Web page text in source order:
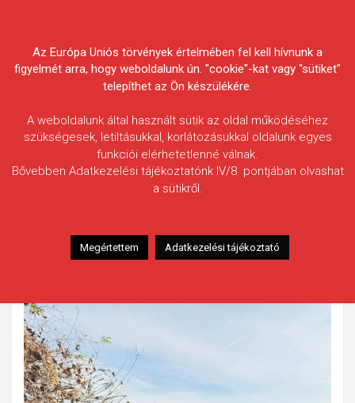
Egyesületek Szövetsége
Cristian Stecli
Halfaj: Pisztrángsügér
Fogott hal adatai: 2 kg (becsült)
Az Európa Uniós törvények értelmében fel kell hívnunk a
figyelmét arra, hogy weboldalunk ún. "cookie"-kat vagy "sütiket"
telepíthet az Ön készülékére.
A weboldalunk által használt sütik az oldal működéséhez
szükségesek, letiltásukkal, korlátozásukkal oldalunk egyes
funkciói elérhetetlenné válnak.
Bővebben Adatkezelési tájékoztatónk IV/8. pontjában olvashat
a sütikről.
Megértettem Adatkezelési tájékoztató